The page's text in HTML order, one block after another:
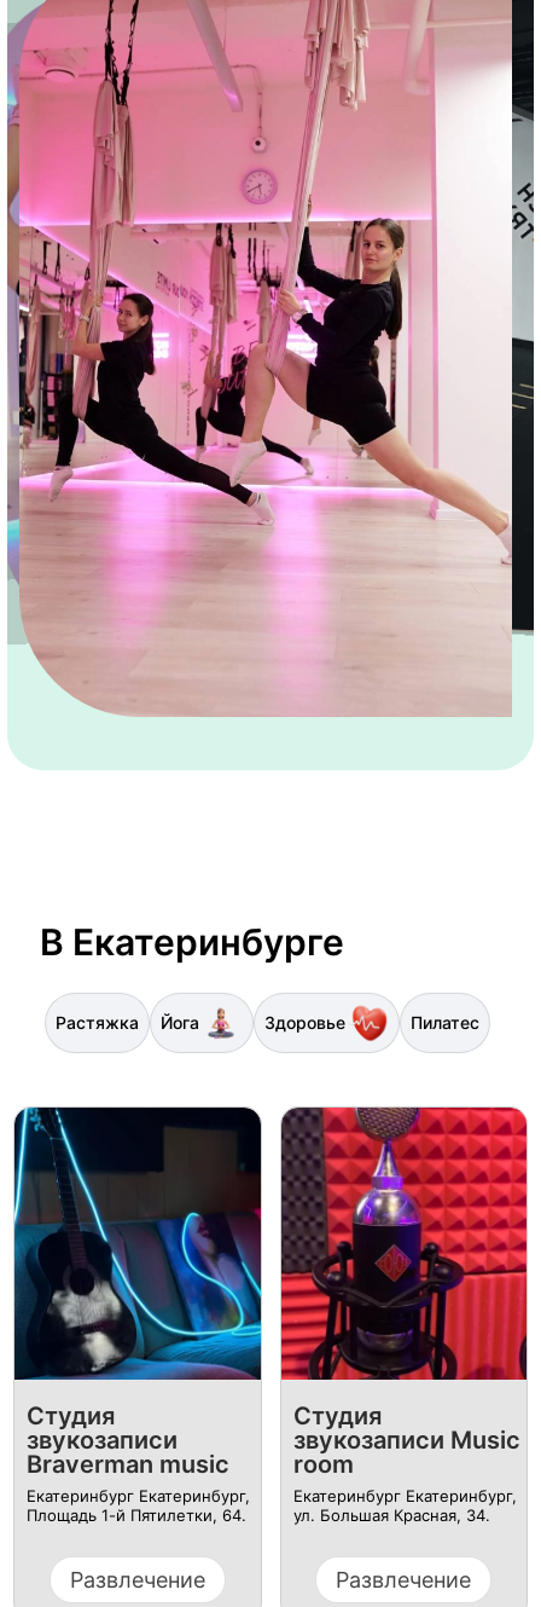
В Екатеринбурге
Растяжка Йога Здоровье Пилатес
Студия
звукозаписи
Braverman music
Екатеринбург Екатеринбург, ​
Площадь 1-й Пятилетки, 64.
Развлечение
Студия
звукозаписи Music
room
Екатеринбург Екатеринбург,
ул. ​Большая Красная, 34.
Развлечение